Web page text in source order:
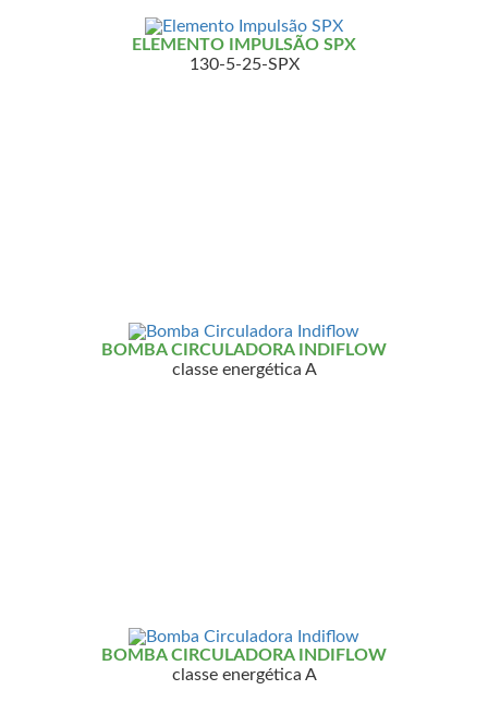
ELEMENTO IMPULSÃO SPX
130-5-25-SPX
BOMBA CIRCULADORA INDIFLOW
classe energética A
BOMBA CIRCULADORA INDIFLOW
classe energética A